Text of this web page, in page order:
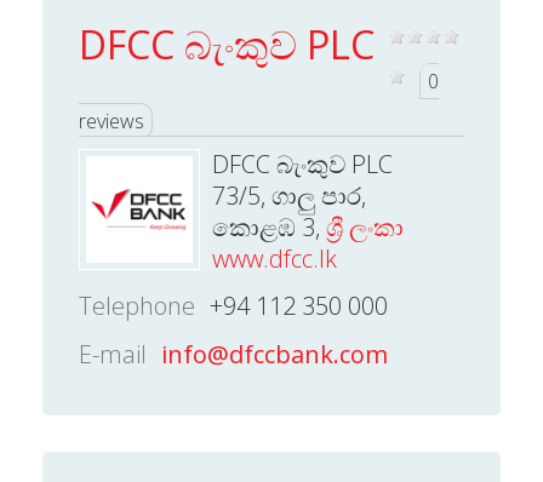
DFCC බැංකුව PLC
0
reviews
DFCC බැංකුව PLC
73/5, ගාලු පාර,
කොළඹ 3, ශ්‍රී ලංකා
www.dfcc.lk
Telephone +94 112 350 000
E-mail info@dfccbank.com